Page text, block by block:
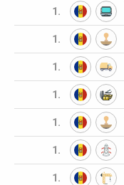
1.
1.
1.
1.
1.
1.
1.